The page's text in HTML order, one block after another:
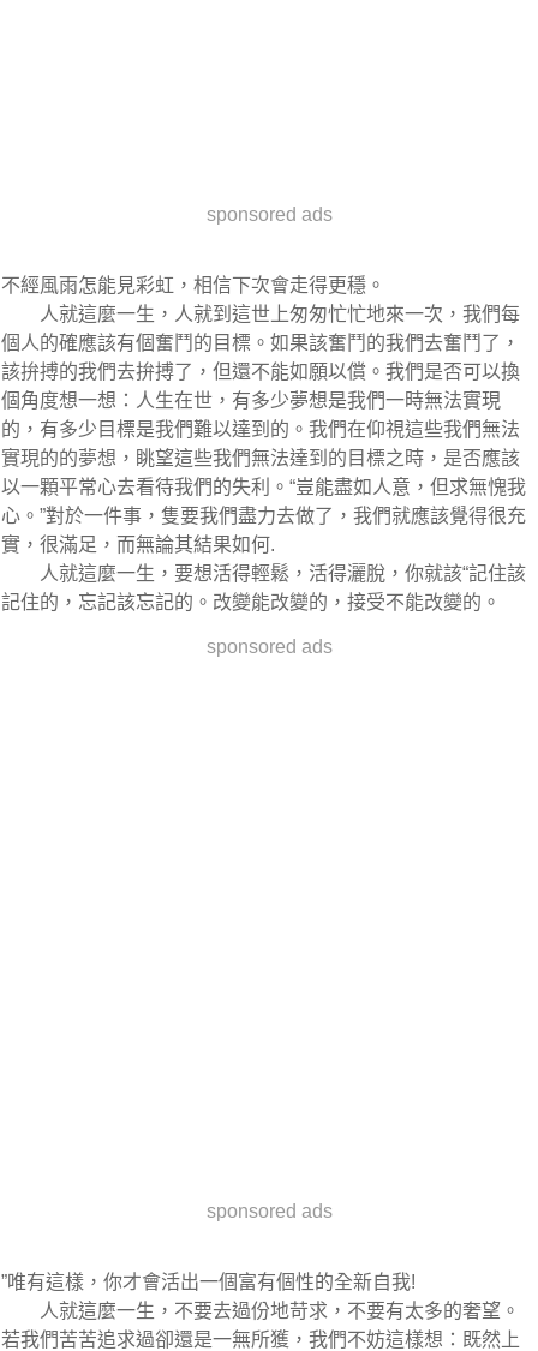
sponsored ads
不經風雨怎能見彩虹，相信下次會走得更穩。
人就這麼一生，人就到這世上匆匆忙忙地來一次，我們每
個人的確應該有個奮鬥的目標。如果該奮鬥的我們去奮鬥了，
該拚搏的我們去拚搏了，但還不能如願以償。我們是否可以換
個角度想一想：人生在世，有多少夢想是我們一時無法實現
的，有多少目標是我們難以達到的。我們在仰視這些我們無法
實現的的夢想，眺望這些我們無法達到的目標之時，是否應該
以一顆平常心去看待我們的失利。“豈能盡如人意，但求無愧我
心。”對於一件事，隻要我們盡力去做了，我們就應該覺得很充
實，很滿足，而無論其結果如何.
人就這麼一生，要想活得輕鬆，活得灑脫，你就該“記住該
記住的，忘記該忘記的。改變能改變的，接受不能改變的。
sponsored ads
sponsored ads
”唯有這樣，你才會活出一個富有個性的全新自我!
人就這麼一生，不要去過份地苛求，不要有太多的奢望。
若我們苦苦追求過卻還是一無所獲，我們不妨這樣想：既然上